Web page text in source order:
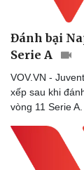
Đánh bại
Serie A
VOV.VN -
xếp sau khi
vòng 11 Serie A.